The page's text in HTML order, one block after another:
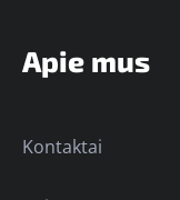
Apie mus
Kontaktai